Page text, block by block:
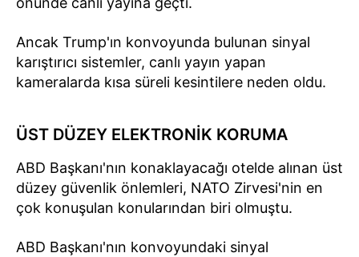
Ancak Trump'ın konvoyunda bulunan sinyal
karıştırıcı sistemler, canlı yayın yapan
kameralarda kısa süreli kesintilere neden oldu.
ÜST DÜZEY ELEKTRONİK KORUMA
ABD Başkanı'nın konaklayacağı otelde alınan üst
düzey güvenlik önlemleri, NATO Zirvesi'nin en
çok konuşulan konularından biri olmuştu.
ABD Başkanı'nın konvoyundaki sinyal